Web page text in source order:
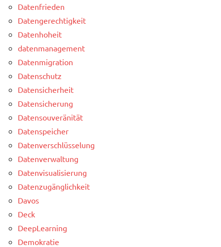
Datenfrieden
Datengerechtigkeit
Datenhoheit
datenmanagement
Datenmigration
Datenschutz
Datensicherheit
Datensicherung
Datensouveränität
Datenspeicher
Datenverschlüsselung
Datenverwaltung
Datenvisualisierung
Datenzugänglichkeit
Davos
Deck
DeepLearning
Demokratie